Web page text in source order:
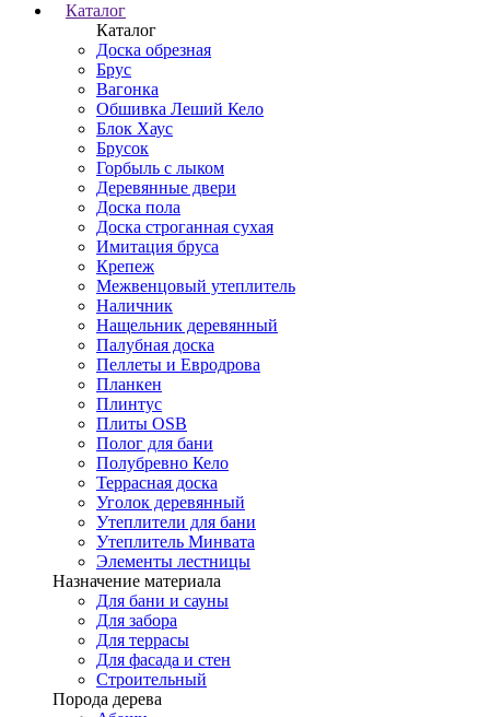
Каталог
Каталог
Доска обрезная
Брус
Вагонка
Обшивка Леший Кело
Блок Хаус
Брусок
Горбыль с лыком
Деревянные двери
Доска пола
Доска строганная сухая
Имитация бруса
Крепеж
Межвенцовый утеплитель
Наличник
Нащельник деревянный
Палубная доска
Пеллеты и Евродрова
Планкен
Плинтус
Плиты OSB
Полог для бани
Полубревно Кело
Террасная доска
Уголок деревянный
Утеплители для бани
Утеплитель Минвата
Элементы лестницы
Назначение материала
Для бани и сауны
Для забора
Для террасы
Для фасада и стен
Строительный
Порода дерева